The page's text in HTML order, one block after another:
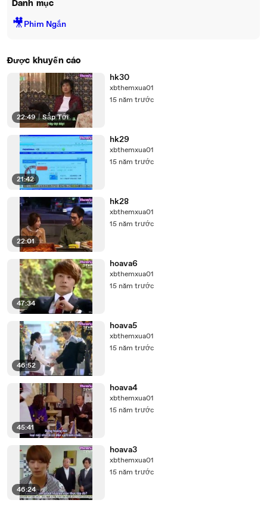
Danh mục
🎥Phim Ngắn
Được khuyến cáo
22:49 | Sắp Tới
hk30
xbthemxua01
15 năm trước
21:42
hk29
xbthemxua01
15 năm trước
22:01
hk28
xbthemxua01
15 năm trước
47:34
hoava6
xbthemxua01
15 năm trước
46:52
hoava5
xbthemxua01
15 năm trước
45:41
hoava4
xbthemxua01
15 năm trước
46:24
hoava3
xbthemxua01
15 năm trước